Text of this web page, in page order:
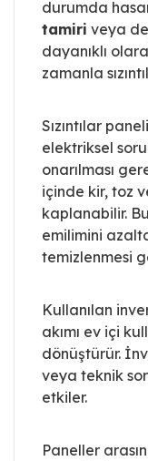
durumda
tamiri veya
dayanıklı
zamanla
Sızıntılar
elektriksel
onarılması
içinde kir, toz
kaplanabilir. Bu
emilimini
temizlenmesi
Kullanılan
akımı ev içi
dönüştürür.
veya teknik
etkiler.
Paneller